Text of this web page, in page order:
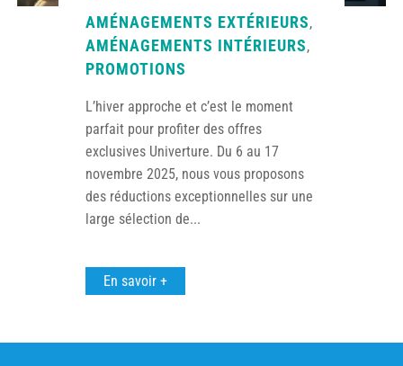
AMÉNAGEMENTS EXTÉRIEURS,
AMÉNAGEMENTS INTÉRIEURS,
PROMOTIONS
L’hiver approche et c’est le moment
parfait pour profiter des offres
exclusives Univerture. Du 6 au 17
novembre 2025, nous vous proposons
des réductions exceptionnelles sur une
large sélection de...
En savoir +